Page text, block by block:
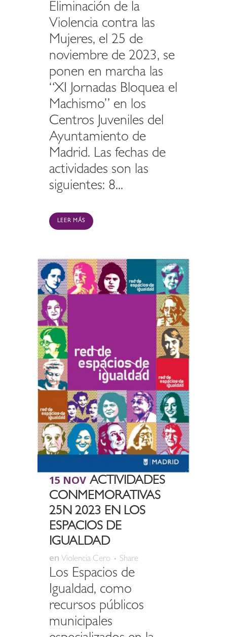
Eliminación de la
Violencia contra las
Mujeres, el 25 de
noviembre de 2023, se
ponen en marcha las
“XI Jornadas Bloquea el
Machismo” en los
Centros Juveniles del
Ayuntamiento de
Madrid. Las fechas de
actividades son las
siguientes: 8...
LEER MÁS
15 NOV ACTIVIDADES
CONMEMORATIVAS
25N 2023 EN LOS
ESPACIOS DE
IGUALDAD
en Violencia Cero Share
Los Espacios de
Igualdad, como
recursos públicos
municipales